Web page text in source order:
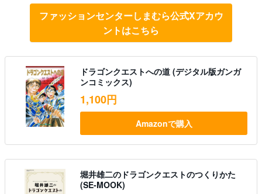
ファッションセンターしまむら公式Xアカウ
ントはこちら
ドラゴンクエストへの道 (デジタル版ガンガ
ンコミックス)
1,100円
Amazonで購入
堀井雄二のドラゴンクエストのつくりかた
(SE-MOOK)